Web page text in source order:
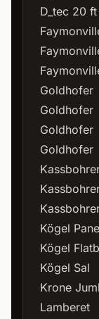
D_tec 20
Kögel
Kögel
Kögel
Krone